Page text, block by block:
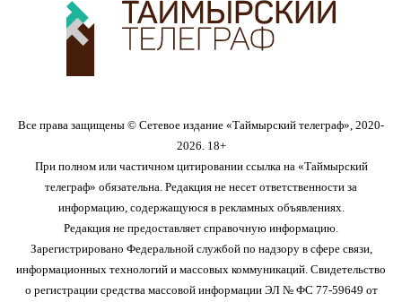
Все права защищены © Сетевое издание «Таймырский телеграф», 2020-
2026. 18+
При полном или частичном цитировании ссылка на «Таймырский
телеграф» обязательна. Редакция не несет ответственности за
информацию, содержащуюся в рекламных объявлениях.
Редакция не предоставляет справочную информацию.
Зарегистрировано Федеральной службой по надзору в сфере связи,
информационных технологий и массовых коммуникаций. Свидетельство
о регистрации средства массовой информации ЭЛ № ФС 77-59649 от